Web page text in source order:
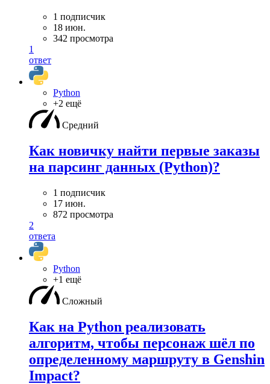
1 подписчик
18 июн.
342 просмотра
1
ответ
Python
+2 ещё
Средний
Как новичку найти первые заказы
на парсинг данных (Python)?
1 подписчик
17 июн.
872 просмотра
2
ответа
Python
+1 ещё
Сложный
Как на Python реализовать
алгоритм, чтобы персонаж шёл по
определенному маршруту в Genshin
Impact?